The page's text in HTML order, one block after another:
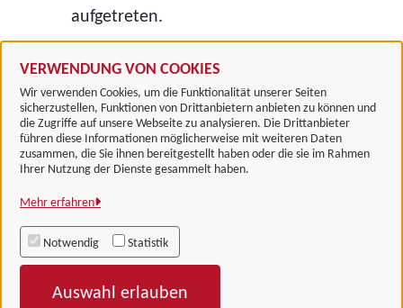
VERWENDUNG VON COOKIES
Wir verwenden Cookies, um die Funktionalität unserer Seiten
sicherzustellen, Funktionen von Drittanbietern anbieten zu können und
die Zugriffe auf unsere Webseite zu analysieren. Die Drittanbieter
führen diese Informationen möglicherweise mit weiteren Daten
zusammen, die Sie ihnen bereitgestellt haben oder die sie im Rahmen
Ihrer Nutzung der Dienste gesammelt haben.
Mehr erfahren
Notwendig Statistik
Auswahl erlauben
aufgetreten.
Landkreis Göttingen
Alle Rechte vorbehalten